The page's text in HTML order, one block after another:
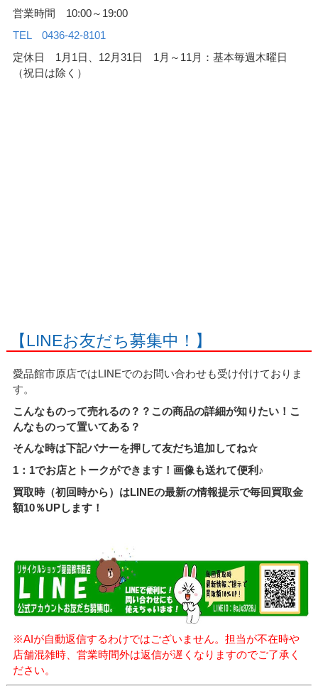
営業時間 10:00～19:00
TEL 0436-42-8101
定休日 1月1日、12月31日 1月～11月：基本毎週木曜日
（祝日は除く）
【LINEお友だち募集中！】
愛品館市原店ではLINEでのお問い合わせも受け付けておりま
す。
こんなものって売れるの？？この商品の詳細が知りたい！こ
んなものって置いてある？
そんな時は下記バナーを押して友だち追加してね☆
1：1でお店とトークができます！画像も送れて便利♪
買取時（初回時から）はLINEの最新の情報提示で毎回買取金
額10％UPします！
※AIが自動返信するわけではございません。担当が不在時や
店舗混雑時、営業時間外は返信が遅くなりますのでご了承く
ださい。